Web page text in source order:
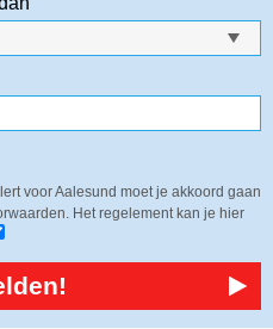
voor Aalesund moet je akkoord gaan
Het regelement kan je hier